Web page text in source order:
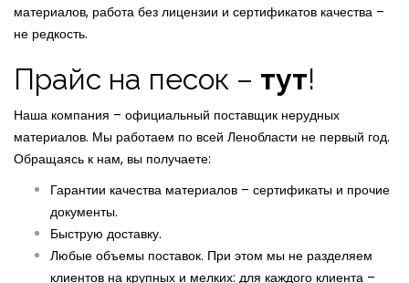
материалов, работа без лицензии и сертификатов качества –
не редкость.
Прайс на песок – тут!
Наша компания – официальный поставщик нерудных
материалов. Мы работаем по всей Ленобласти не первый год.
Обращаясь к нам, вы получаете:
Гарантии качества материалов – сертификаты и прочие
документы.
Быструю доставку.
Любые объемы поставок. При этом мы не разделяем
клиентов на крупных и мелких: для каждого клиента –